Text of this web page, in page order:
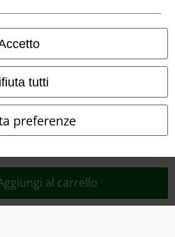
tutti
preferenze
al carrello
mondo